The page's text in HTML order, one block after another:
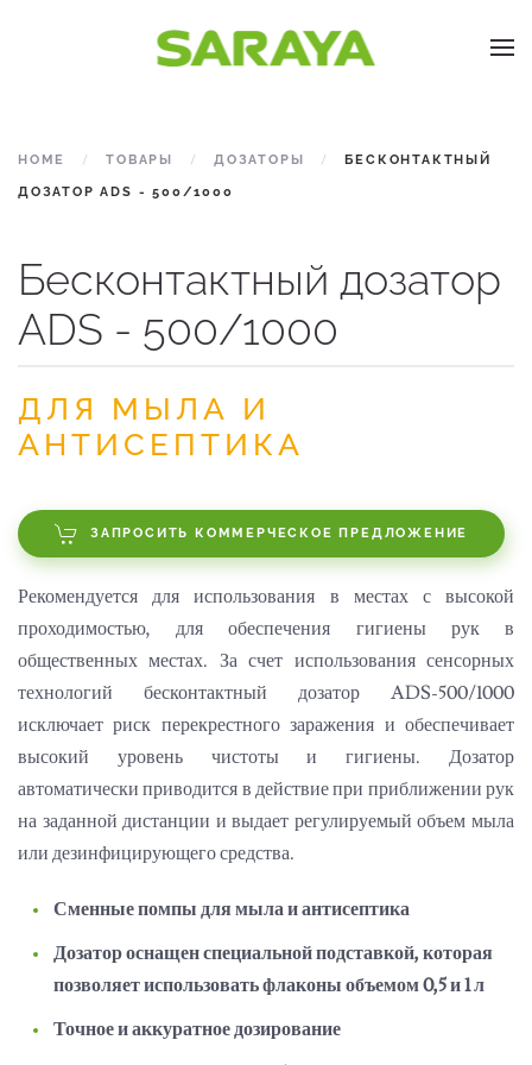
Skip to main content
HOME ТОВАРЫ ДОЗАТОРЫ БЕСКОНТАКТНЫЙ
ДОЗАТОР ADS - 500/1000
Бесконтактный дозатор
ADS - 500/1000
ДЛЯ МЫЛА И
АНТИСЕПТИКА
ЗАПРОСИТЬ КОММЕРЧЕСКОЕ ПРЕДЛОЖЕНИЕ
Рекомендуется для использования в местах с высокой
проходимостью, для обеспечения гигиены рук в
общественных местах. За счет использования сенсорных
технологий бесконтактный дозатор ADS-500/1000
исключает риск перекрестного заражения и обеспечивает
высокий уровень чистоты и гигиены. Дозатор
автоматически приводится в действие при приближении рук
на заданной дистанции и выдает регулируемый объем мыла
или дезинфицирующего средства.
Сменные помпы для мыла и антисептика
Дозатор оснащен специальной подставкой, которая
позволяет использовать флаконы объемом 0,5 и 1 л
Точное и аккуратное дозирование